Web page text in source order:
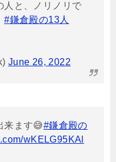
人と、ノリノリで
#鎌倉殿の13人
June 26, 2022
来ます😅#鎌倉殿の
wKELG95KAl